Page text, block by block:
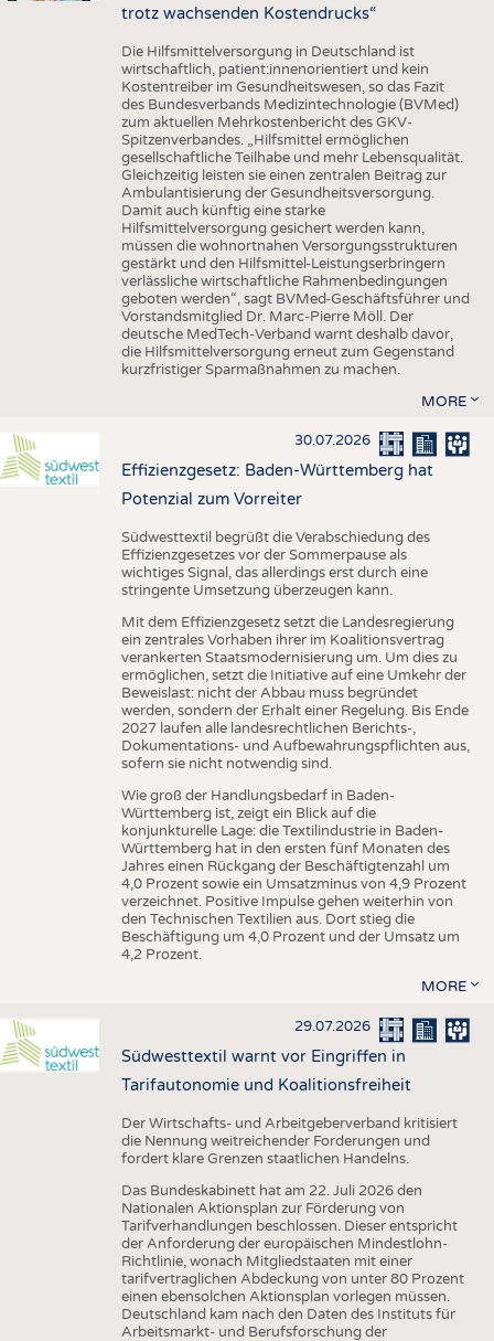
trotz wachsenden Kostendrucks“
Die Hilfsmittelversorgung in Deutschland ist
wirtschaftlich, patient:innenorientiert und kein
Kostentreiber im Gesundheitswesen, so das Fazit
des Bundesverbands Medizintechnologie (BVMed)
zum aktuellen Mehrkostenbericht des GKV-
Spitzenverbandes. „Hilfsmittel ermöglichen
gesellschaftliche Teilhabe und mehr Lebensqualität.
Gleichzeitig leisten sie einen zentralen Beitrag zur
Ambulantisierung der Gesundheitsversorgung.
Damit auch künftig eine starke
Hilfsmittelversorgung gesichert werden kann,
müssen die wohnortnahen Versorgungsstrukturen
gestärkt und den Hilfsmittel-Leistungserbringern
verlässliche wirtschaftliche Rahmenbedingungen
geboten werden“, sagt BVMed-Geschäftsführer und
Vorstandsmitglied Dr. Marc-Pierre Möll. Der
deutsche MedTech-Verband warnt deshalb davor,
die Hilfsmittelversorgung erneut zum Gegenstand
kurzfristiger Sparmaßnahmen zu machen.
MORE
30.07.2026
Effizienzgesetz: Baden-Württemberg hat
Potenzial zum Vorreiter
Südwesttextil begrüßt die Verabschiedung des
Effizienzgesetzes vor der Sommerpause als
wichtiges Signal, das allerdings erst durch eine
stringente Umsetzung überzeugen kann.
Mit dem Effizienzgesetz setzt die Landesregierung
ein zentrales Vorhaben ihrer im Koalitionsvertrag
verankerten Staatsmodernisierung um. Um dies zu
ermöglichen, setzt die Initiative auf eine Umkehr der
Beweislast: nicht der Abbau muss begründet
werden, sondern der Erhalt einer Regelung. Bis Ende
2027 laufen alle landesrechtlichen Berichts-,
Dokumentations- und Aufbewahrungspflichten aus,
sofern sie nicht notwendig sind.
Wie groß der Handlungsbedarf in Baden-
Württemberg ist, zeigt ein Blick auf die
konjunkturelle Lage: die Textilindustrie in Baden-
Württemberg hat in den ersten fünf Monaten des
Jahres einen Rückgang der Beschäftigtenzahl um
4,0 Prozent sowie ein Umsatzminus von 4,9 Prozent
verzeichnet. Positive Impulse gehen weiterhin von
den Technischen Textilien aus. Dort stieg die
Beschäftigung um 4,0 Prozent und der Umsatz um
4,2 Prozent.
MORE
29.07.2026
Südwesttextil warnt vor Eingriffen in
Tarifautonomie und Koalitionsfreiheit
Der Wirtschafts- und Arbeitgeberverband kritisiert
die Nennung weitreichender Forderungen und
fordert klare Grenzen staatlichen Handelns.
Das Bundeskabinett hat am 22. Juli 2026 den
Nationalen Aktionsplan zur Förderung von
Tarifverhandlungen beschlossen. Dieser entspricht
der Anforderung der europäischen Mindestlohn-
Richtlinie, wonach Mitgliedstaaten mit einer
tarifvertraglichen Abdeckung von unter 80 Prozent
einen ebensolchen Aktionsplan vorlegen müssen.
Deutschland kam nach den Daten des Instituts für
Arbeitsmarkt- und Berufsforschung der